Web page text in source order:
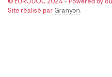
Site réalisé par Granyon.